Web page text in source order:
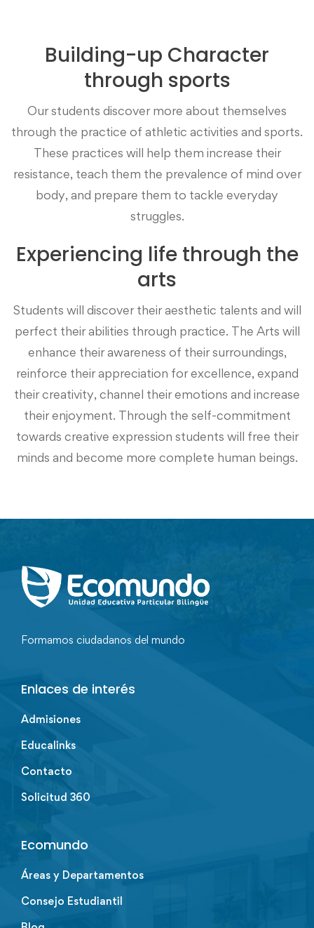
Building-up Character
through sports
Our students discover more about themselves
through the practice of athletic activities and sports.
These practices will help them increase their
resistance, teach them the prevalence of mind over
body, and prepare them to tackle everyday
struggles.
Experiencing life through the
arts
Students will discover their aesthetic talents and will
perfect their abilities through practice. The Arts will
enhance their awareness of their surroundings,
reinforce their appreciation for excellence, expand
their creativity, channel their emotions and increase
their enjoyment. Through the self-commitment
towards creative expression students will free their
minds and become more complete human beings.
Formamos ciudadanos del mundo
Enlaces de interés
Admisiones
Educalinks
Contacto
Solicitud 360
Ecomundo
Áreas y Departamentos
Consejo Estudiantil